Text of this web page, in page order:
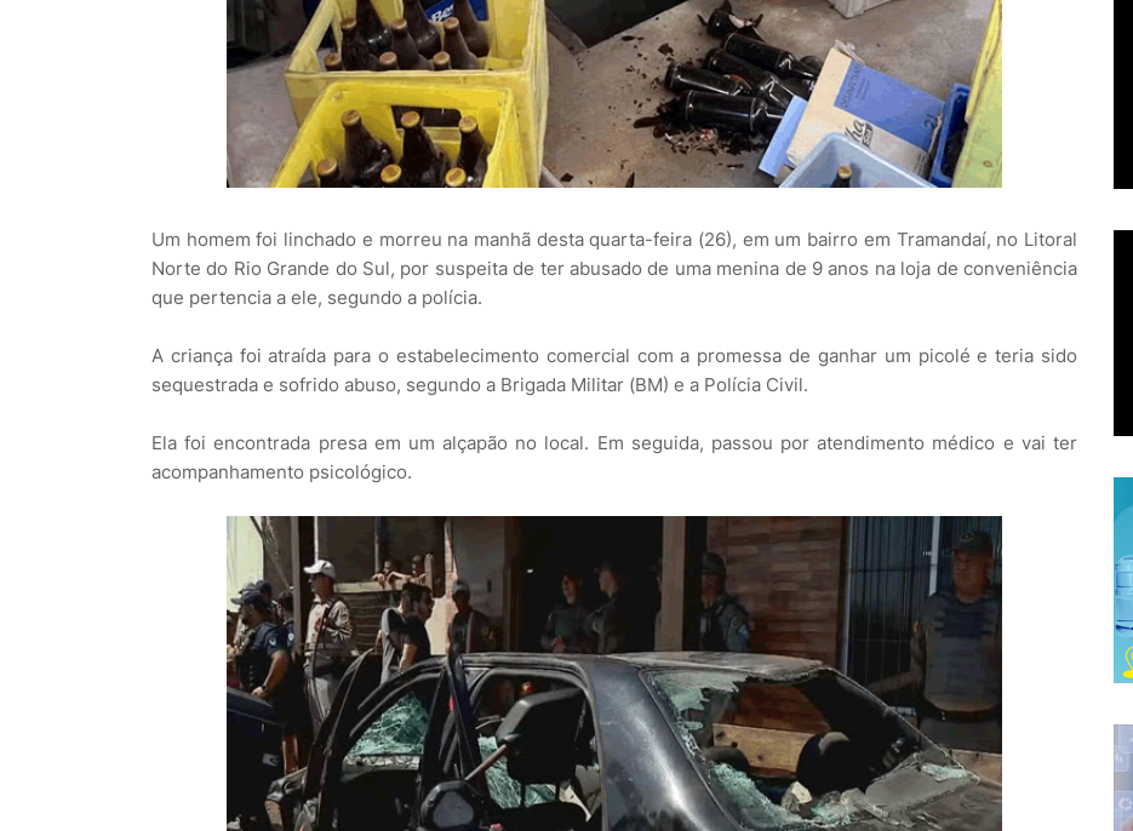
Um homem foi linchado e morreu na manhã desta quarta-feira (26), em um bairro em Tramandaí, no Litoral
Norte do Rio Grande do Sul, por suspeita de ter abusado de uma menina de 9 anos na loja de conveniência
que pertencia a ele, segundo a polícia.
A criança foi atraída para o estabelecimento comercial com a promessa de ganhar um picolé e teria sido
sequestrada e sofrido abuso, segundo a Brigada Militar (BM) e a Polícia Civil.
Ela foi encontrada presa em um alçapão no local. Em seguida, passou por atendimento médico e vai ter
acompanhamento psicológico.